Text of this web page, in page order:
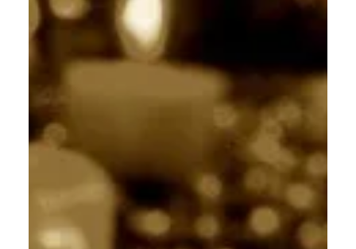
Schuldzuweisungen in Retrospektiven verhindern
jede sinnvolle Optimierung. Die oberste Direktive
besagt: Alle Beteiligten haben das Beste getan,
was ihnen mit dem damaligen Wissen möglich
war. Der*die Moderator*in sorgt dafür, dass
diese Haltung in jeder Retro von Anfang an gilt,
damit das Team ehrlich Ursachen benennen +
Prozesse verbessern kann.